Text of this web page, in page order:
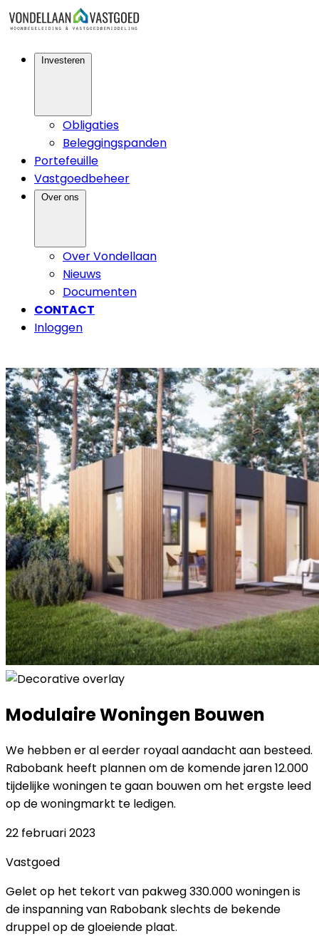
Obligaties
Beleggingspanden
Portefeuille
Vastgoedbeheer
Over Vondellaan
Nieuws
Documenten
CONTACT
Inloggen
Modulaire Woningen Bouwen
We hebben er al eerder royaal aandacht aan besteed.
Rabobank heeft plannen om de komende jaren 12.000
tijdelijke woningen te gaan bouwen om het ergste leed
op de woningmarkt te ledigen.
22 februari 2023
Vastgoed
Gelet op het tekort van pakweg 330.000 woningen is
de inspanning van Rabobank slechts de bekende
druppel op de gloeiende plaat.